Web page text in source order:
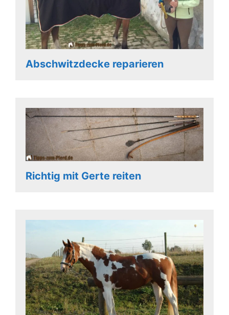
Abschwitzdecke reparieren
Richtig mit Gerte reiten